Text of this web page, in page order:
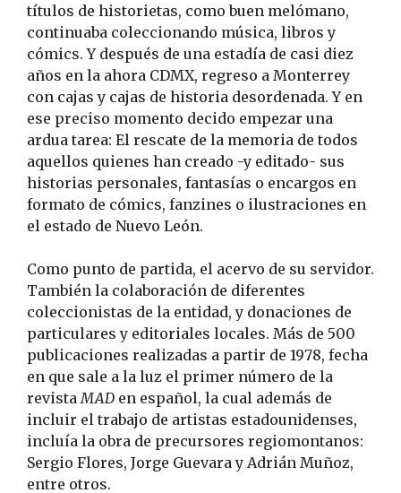
títulos de historietas, como buen melómano,
continuaba coleccionando música, libros y
cómics. Y después de una estadía de casi diez
años en la ahora CDMX, regreso a Monterrey
con cajas y cajas de historia desordenada. Y en
ese preciso momento decido empezar una
ardua tarea: El rescate de la memoria de todos
aquellos quienes han creado -y editado- sus
historias personales, fantasías o encargos en
formato de cómics, fanzines o ilustraciones en
el estado de Nuevo León.
Como punto de partida, el acervo de su servidor.
También la colaboración de diferentes
coleccionistas de la entidad, y donaciones de
particulares y editoriales locales. Más de 500
publicaciones realizadas a partir de 1978, fecha
en que sale a la luz el primer número de la
revista MAD en español, la cual además de
incluir el trabajo de artistas estadounidenses,
incluía la obra de precursores regiomontanos:
Sergio Flores, Jorge Guevara y Adrián Muñoz,
entre otros.